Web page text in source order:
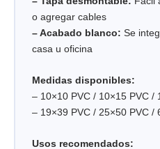
o agregar cables
– Acabado blanco: Se
casa u oficina
Medidas disponibles:
– 10×10 PVC / 10×15 PVC /
– 19×39 PVC / 25×50 PVC /
Usos recomendados: